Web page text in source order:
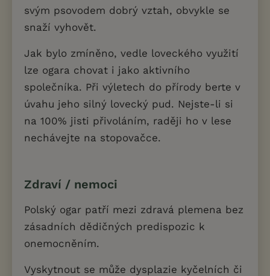
svým psovodem dobrý vztah, obvykle se
snaží vyhovět.
Jak bylo zmíněno, vedle loveckého využití
lze ogara chovat i jako aktivního
společníka. Při výletech do přírody berte v
úvahu jeho silný lovecký pud. Nejste-li si
na 100% jisti přivoláním, raději ho v lese
nechávejte na stopovačce.
Zdraví / nemoci
Polský ogar patří mezi zdravá plemena bez
zásadních dědičných predispozic k
onemocněním.
Vyskytnout se může dysplazie kyčelních či